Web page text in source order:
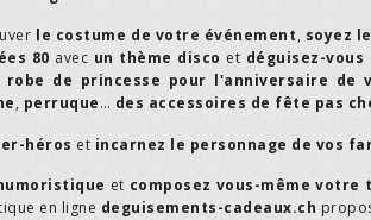
le costume de votre événement, soyez
80 avec un thème disco et déguisez-vous
robe de princesse pour l'anniversaire de
, perruque… des accessoires de fête pas
héros et incarnez le personnage de vos
et composez vous-même votre
en ligne deguisements-cadeaux.ch